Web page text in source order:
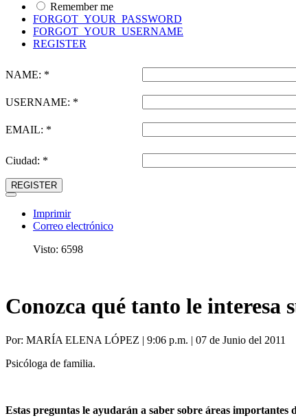
Remember me
FORGOT_YOUR_PASSWORD
FORGOT_YOUR_USERNAME
REGISTER
NAME: *
USERNAME: *
EMAIL: *
Ciudad: *
REGISTER
Imprimir
Correo electrónico
Visto: 6598
Conozca qué tanto le interesa
Por: MARÍA ELENA LÓPEZ | 9:06 p.m. | 07 de Junio del 2011
Psicóloga de familia.
Estas preguntas le ayudarán a saber sobre áreas importantes